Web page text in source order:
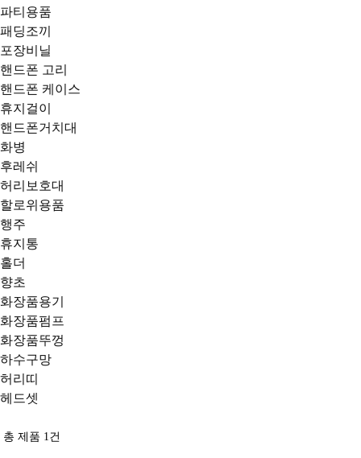
파티용품
패딩조끼
포장비닐
핸드폰 고리
핸드폰 케이스
휴지걸이
핸드폰거치대
화병
후레쉬
허리보호대
할로위용품
행주
휴지통
홀더
향초
화장품용기
화장품펌프
화장품뚜껑
하수구망
허리띠
헤드셋
총 제품 1건